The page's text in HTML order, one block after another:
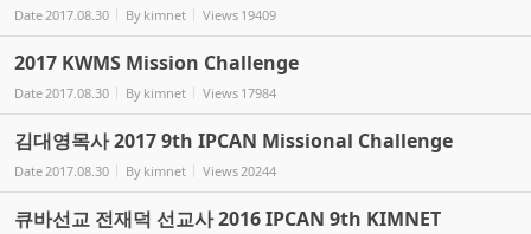
Date2017.08.30 By kimnet Views 19409
2017 KWMS Mission Challenge
Date2017.08.30 By kimnet Views 17984
김대영목사 2017 9th IPCAN Missional Challenge
Date2017.08.30 By kimnet Views20244
큐바선교 전재덕 선교사 2016 IPCAN 9th KIMNET